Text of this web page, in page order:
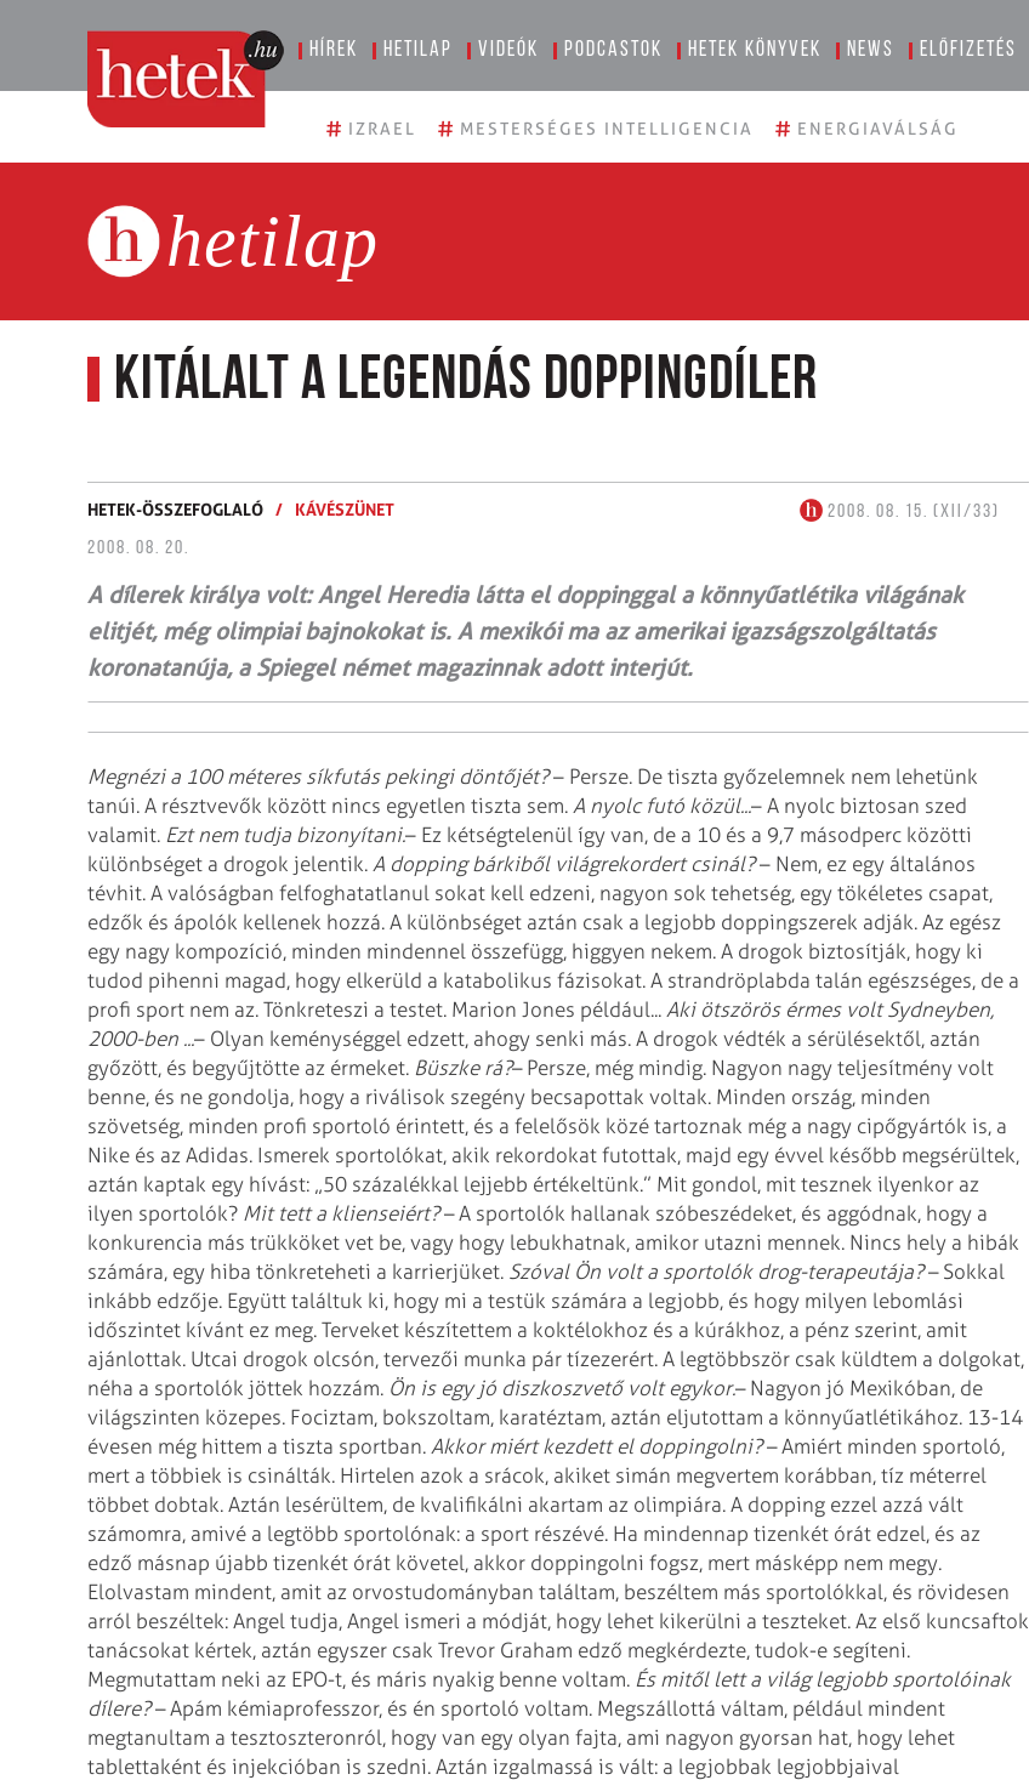
Hírek Hetilap Videók Podcastok Hetek könyvek News Előfizetés
# IZRAEL # MESTERSÉGES INTELLIGENCIA # ENERGIAVÁLSÁG
hetilap
Kitálalt a legendás doppingdíler
HETEK-ÖSSZEFOGLALÓ / KÁVÉSZÜNET
2008. 08. 15. (XII/33)
2008. 08. 20.
A dílerek királya volt: Angel Heredia látta el doppinggal a könnyűatlétika világának
elitjét, még olimpiai bajnokokat is. A mexikói ma az amerikai igazságszolgáltatás
koronatanúja, a Spiegel német magazinnak adott interjút.
Megnézi a 100 méteres síkfutás pekingi döntőjét?– Persze. De tiszta győzelemnek nem lehetünk
tanúi. A résztvevők között nincs egyetlen tiszta sem. A nyolc futó közül...– A nyolc biztosan szed
valamit. Ezt nem tudja bizonyítani.– Ez kétségtelenül így van, de a 10 és a 9,7 másodperc közötti
különbséget a drogok jelentik. A dopping bárkiből világrekordert csinál?– Nem, ez egy általános
tévhit. A valóságban felfoghatatlanul sokat kell edzeni, nagyon sok tehetség, egy tökéletes csapat,
edzők és ápolók kellenek hozzá. A különbséget aztán csak a legjobb doppingszerek adják. Az egész
egy nagy kompozíció, minden mindennel összefügg, higgyen nekem. A drogok biztosítják, hogy ki
tudod pihenni magad, hogy elkerüld a katabolikus fázisokat. A strandröplabda talán egészséges, de a
profi sport nem az. Tönkreteszi a testet. Marion Jones például... Aki ötszörös érmes volt Sydneyben,
2000-ben ...– Olyan keménységgel edzett, ahogy senki más. A drogok védték a sérülésektől, aztán
győzött, és begyűjtötte az érmeket. Büszke rá?– Persze, még mindig. Nagyon nagy teljesítmény volt
benne, és ne gondolja, hogy a riválisok szegény becsapottak voltak. Minden ország, minden
szövetség, minden profi sportoló érintett, és a felelősök közé tartoznak még a nagy cipőgyártók is, a
Nike és az Adidas. Ismerek sportolókat, akik rekordokat futottak, majd egy évvel később megsérültek,
aztán kaptak egy hívást: „50 százalékkal lejjebb értékeltünk.” Mit gondol, mit tesznek ilyenkor az
ilyen sportolók? Mit tett a klienseiért?– A sportolók hallanak szóbeszédeket, és aggódnak, hogy a
konkurencia más trükköket vet be, vagy hogy lebukhatnak, amikor utazni mennek. Nincs hely a hibák
számára, egy hiba tönkreteheti a karrierjüket. Szóval Ön volt a sportolók drog-terapeutája?– Sokkal
inkább edzője. Együtt találtuk ki, hogy mi a testük számára a legjobb, és hogy milyen lebomlási
időszintet kívánt ez meg. Terveket készítettem a koktélokhoz és a kúrákhoz, a pénz szerint, amit
ajánlottak. Utcai drogok olcsón, tervezői munka pár tízezerért. A legtöbbször csak küldtem a dolgokat,
néha a sportolók jöttek hozzám. Ön is egy jó diszkoszvető volt egykor.– Nagyon jó Mexikóban, de
világszinten közepes. Fociztam, bokszoltam, karatéztam, aztán eljutottam a könnyűatlétikához. 13-14
évesen még hittem a tiszta sportban. Akkor miért kezdett el doppingolni?– Amiért minden sportoló,
mert a többiek is csinálták. Hirtelen azok a srácok, akiket simán megvertem korábban, tíz méterrel
többet dobtak. Aztán lesérültem, de kvalifikálni akartam az olimpiára. A dopping ezzel azzá vált
számomra, amivé a legtöbb sportolónak: a sport részévé. Ha mindennap tizenkét órát edzel, és az
edző másnap újabb tizenkét órát követel, akkor doppingolni fogsz, mert másképp nem megy.
Elolvastam mindent, amit az orvostudományban találtam, beszéltem más sportolókkal, és rövidesen
arról beszéltek: Angel tudja, Angel ismeri a módját, hogy lehet kikerülni a teszteket. Az első kuncsaftok
tanácsokat kértek, aztán egyszer csak Trevor Graham edző megkérdezte, tudok-e segíteni.
Megmutattam neki az EPO-t, és máris nyakig benne voltam. És mitől lett a világ legjobb sportolóinak
dílere?– Apám kémiaprofesszor, és én sportoló voltam. Megszállottá váltam, például mindent
megtanultam a tesztoszteronról, hogy van egy olyan fajta, ami nagyon gyorsan hat, hogy lehet
tablettaként és injekcióban is szedni. Aztán izgalmassá is vált: a legjobbak legjobbjaival